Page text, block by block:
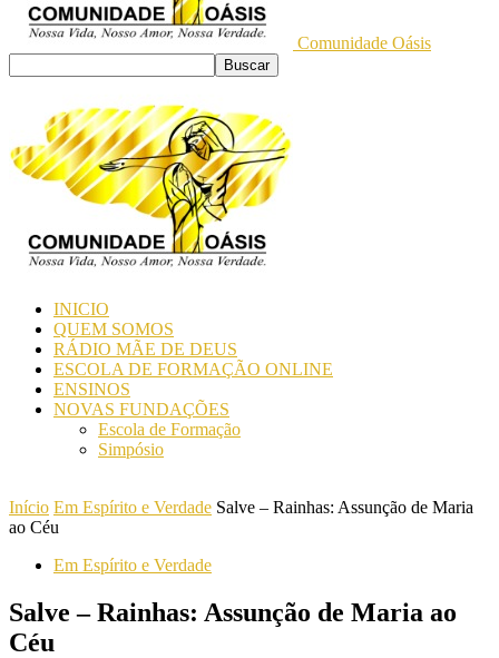
Comunidade Oásis
INICIO
QUEM SOMOS
RÁDIO MÃE DE DEUS
ESCOLA DE FORMAÇÃO ONLINE
ENSINOS
NOVAS FUNDAÇÕES
Escola de Formação
Simpósio
Início Em Espírito e Verdade Salve – Rainhas: Assunção de Maria
ao Céu
Em Espírito e Verdade
Salve – Rainhas: Assunção de Maria ao
Céu